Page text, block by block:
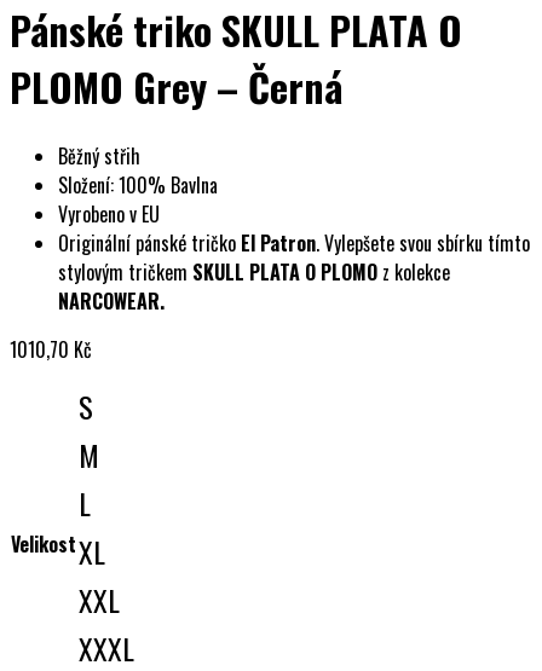
Pánské triko SKULL PLATA O
PLOMO Grey – Černá
Běžný střih
Složení: 100% Bavlna
Vyrobeno v EU
Originální pánské tričko El Patron. Vylepšete svou sbírku tímto
stylovým tričkem SKULL PLATA O PLOMO z kolekce
NARCOWEAR.
1010,70 Kč
Velikost
S
M
L
XL
XXL
XXXL